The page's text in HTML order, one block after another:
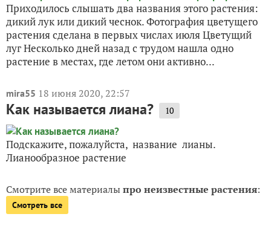
Приходилось слышать два названия этого растения:
дикий лук или дикий чеснок. Фотография цветущего
растения сделана в первых числах июля Цветущий
луг Несколько дней назад с трудом нашла одно
растение в местах, где летом они активно...
mira55 18 июня 2020, 22:57
Как называется лиана? 10
Подскажите, пожалуйста, название лианы.
Лианообразное растение
Смотрите все материалыпро неизвестные растения:
Смотреть все